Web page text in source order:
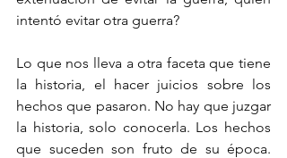
intentó evitar otra guerra?
Lo que nos lleva a otra faceta que tiene
la historia, el hacer juicios sobre los
hechos que pasaron. No hay que juzgar
la historia, solo conocerla. Los hechos
que suceden son fruto de su época.